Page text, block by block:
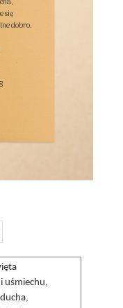
się
dobro.